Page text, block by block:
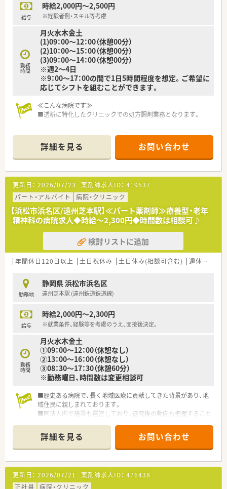
給与
時給2,000円～2,500円
※経験者例・スキル等考慮
勤務
時間
月火水木金土
(1)09：00～12：00（休憩00分）
(2)10：00～15：00（休憩00分）
(3)09：00～14：00（休憩00分）
※週2～4日
※9：00～17：00の間で1日5時間程度を想定。ご希望に
応じてシフトを組むことができます。
≪こんな病院です≫
■透析に特化したクリニックでの処方調剤業務となります。
■1週間処方で対応しており、週に120～130名ほどの処方箋調
剤を実施いただきます。
■予製調剤が可能ですので、長期休暇を希望する場合は前週多め
に出社いただくなど対応可能です。
■調剤が完了さえすれば勤務時間は基本的に自由に決定できま
す
■一人での業務になりますが、採用品目数は少なく一包化が基本
となりますので複雑処方はありません。
≪こんな方におすすめ！≫
■年齢は不問募集のため、定年後の方お仕事探しをされている方
にもおすすめです！
■時間に縛りがあるママさん薬剤師さんにもおすすめです！
詳細を見る お問い合わせ
更新日： 2026/07/23 薬剤師求人ID： 419637
パート・アルバイト
病院・クリニック
【浜松市浜名区/遠州芝本駅】≪パート薬剤師≫療養型・老年
精神科の病院求人◆時給～2,300円◆時間数は相談可♪
検討リストに追加
年間休日120日以上 土日祝休み 土日休み(相談可含む) 週休2.5日以上
勤務地
静岡県 浜松市浜名区
遠州芝本駅 (遠州鉄道鉄道線)
給与
時給2,000円～2,300円
※就業条件、経験等を考慮のうえ、面接後決定。
勤務
時間
月火水木金土
①09：00～12：00（休憩なし）
②13：00～16：00（休憩なし）
③08：30～17：30（休憩60分）
※勤務曜日、時間数は変更相談可
■歴史ある病院で、長く地域医療に貢献してきた背景があり、地
域住民に親しまれております。
■同法人内で施設も運営しており、退院後の動向も把握すること
■処方箋は院外対応としており、入院患者の一包化がメインとな
ります。
■常勤勤務の場合、月に数回事務当直が割り当てられる可能性が
ございます。
詳細を見る お問い合わせ
更新日： 2026/07/21 薬剤師求人ID： 476438
正社員
病院・クリニック